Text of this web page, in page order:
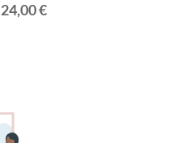
24,00€